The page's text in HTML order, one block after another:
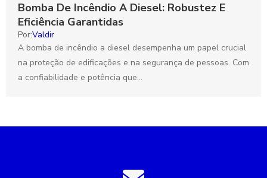
Bomba De Incêndio A Diesel: Robustez E
Eficiência Garantidas
Por:Valdir
A bomba de incêndio a diesel desempenha um papel crucial
na proteção de edificações e na segurança de pessoas. Com
a confiabilidade e potência que...